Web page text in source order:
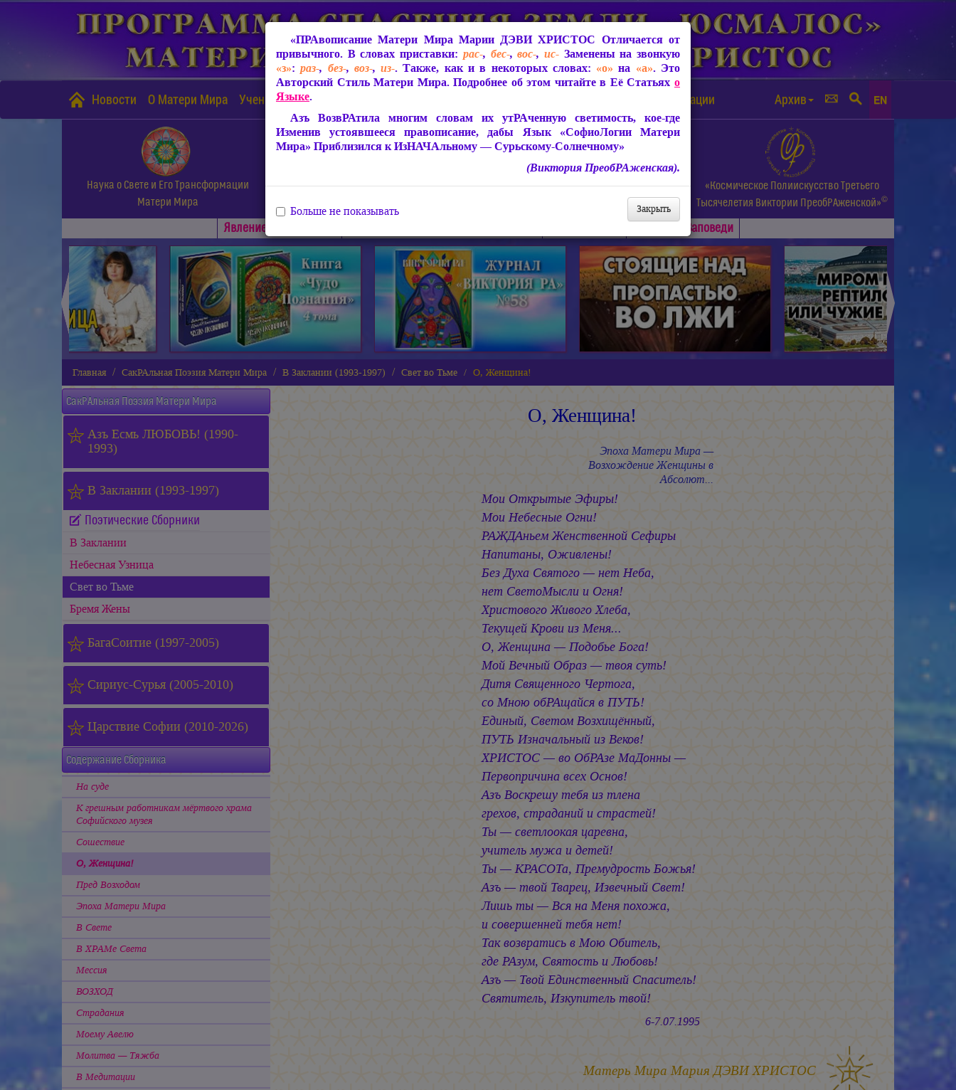
Новости О Матери Мира Учение Матери Мира Защита от чипизации Архив EN
Наука о Свете и Его Трансформации
Матери Мира
СофиоЛогия Матери Мира
Живое Слово Матери Мира.
Статьи, Книги, Видео, Аудио и др.
«Космическое Полиискусство Третьего
Тысячелетия Виктории ПреобРАженской»©
Явлениe Матери Мира Заповеди
◄ ►
Главная СакРАльная Поэзия Матери Мира В Заклании (1993-1997) Свет во Тьме О, Женщина!
СакРАльная Поэзия Матери Мира
Азъ Есмь ЛЮБОВЬ! (1990-
1993)
В Заклании (1993-1997)
Поэтические Сборники
В Заклании
Небесная Узница
Свет во Тьме
Бремя Жены
БагаСоитие (1997-2005)
Сириус-Сурья (2005-2010)
Царствие Софии (2010-2026)
Содержание Сборника
На суде
К грешным работникам мёртвого храма
Софийского музея
Сошествие
О, Женщина!
Пред Возходом
Эпоха Матери Мира
В Свете
В ХРАМе Света
Мессия
ВОЗХОД
Страдания
Моему Авелю
Молитва — Тяжба
В Медитации
О, Женщина!
Эпоха Матери Мира —
Возхождение Женщины в
Абсолют...
Мои Открытые Эфиры!
Мои Небесные Огни!
РАЖДАньем Женственной Сефиры
Напитаны, Оживлены!
Без Духа Святого — нет Неба,
нет СветоМысли и Огня!
Христового Живого Хлеба,
Текущей Крови из Меня...
О, Женщина — Подобье Бога!
Мой Вечный Образ — твоя суть!
Дитя Священного Чертога,
со Мною обРАщайся в ПУТЬ!
Единый, Светом Возхищённый,
ПУТЬ Изначальный из Веков!
ХРИСТОС — во ОбРАзе МаДонны —
Первопричина всех Основ!
Азъ Воскрешу тебя из тлена
грехов, страданий и страстей!
Ты — светлоокая царевна,
учитель мужа и детей!
Ты — КРАСОТа, Премудрость Божья!
Азъ — твой Тварец, Извечный Свет!
Лишь ты — Вся на Меня похожа,
и совершенней тебя нет!
Так возвратись в Мою Обитель,
где РАзум, Святость и Любовь!
Азъ — Твой Единственный Спаситель!
Святитель, Изкупитель твой!
6-7.07.1995
Матерь МираМария ДЭВИ ХРИСТОС
«ПРАвописание Матери Мира Марии ДЭВИ ХРИСТОС Отличается от
привычного. В словах приставки: рас-, бес-,вос-, ис-Заменены на звонкую
«з»:раз-, без-, воз-,из-. Также, как и в некоторых словах: «о» на «а». Это
Авторский Стиль Матери Мира. Подробнее об этом читайте в Её Статьях о
Языке.
Азъ ВозвРАтила многим словам их утРАченную светимость, кое-где
Изменив устоявшееся правописание, дабы Язык «СофиоЛогии Матери
Мира» Приблизился к ИзНАЧАльному — Сурьскому-Солнечному»
(Виктория ПреобРАженская).
Закрыть
Больше не показывать